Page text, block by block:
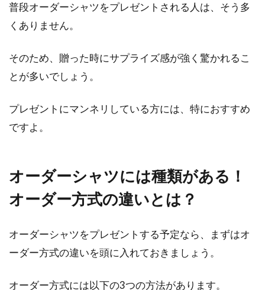
オフショルはセクシーで色香も漂い、女性に人
柄＋ミモレ丈で決まり！
スカートがテ...
上手な色合わせパターン！
思えますが、実は非常に奥深く、ここに頭を悩
普段オーダーシャツをプレゼントされる人は、そう多
くありません。
そのため、贈った時にサプライズ感が強く驚かれるこ
とが多いでしょう。
プレゼントにマンネリしている方には、特におすすめ
ですよ。
オーダーシャツには種類がある！
オーダー方式の違いとは？
オーダーシャツをプレゼントする予定なら、まずはオ
ーダー方式の違いを頭に入れておきましょう。
オーダー方式には以下の3つの方法があります。